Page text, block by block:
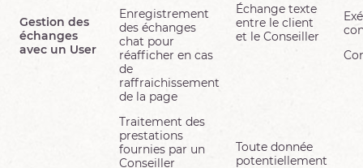
Gestion des
échanges
avec un User
Enregistrement
des échanges
chat pour
réafficher en cas
de
raffraichissement
de la page
Échange texte
entre le client
et le Conseiller
Traitement des
prestations
fournies par un
Conseiller
Toute donnée
potentiellement